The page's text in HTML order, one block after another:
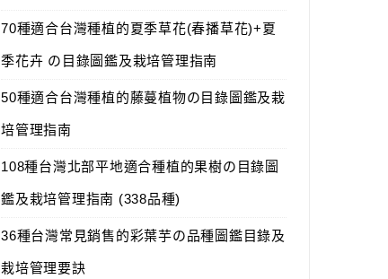
70種適合台灣種植的夏季草花(春播草花)+夏
季花卉 の目錄圖鑑及栽培管理指南
50種適合台灣種植的藤蔓植物の目錄圖鑑及栽
培管理指南
108種台灣北部平地適合種植的果樹の目錄圖
鑑及栽培管理指南 (338品種)
36種台灣常見銷售的彩葉芋の品種圖鑑目錄及
栽培管理要訣